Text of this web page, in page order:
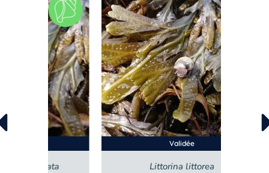
Littorina littorea